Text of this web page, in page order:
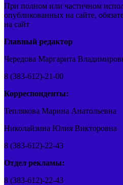
При полном или частичном
опубликованных на сайте,
на сайт
Главный редактор
Чередова Маргарита
8 (383-612)-21-00
Корреспонденты:
Теплякова Марина Анатольевна
Николайзина Юлия Викторовна
8 (383-612)-22-43
Отдел рекламы:
8 (383-612)-22-43